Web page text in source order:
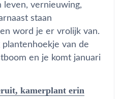
leven, vernieuwing,
staan
word je er vrolijk van.
plantenhoekje van de
en je komt januari
kamerplant erin